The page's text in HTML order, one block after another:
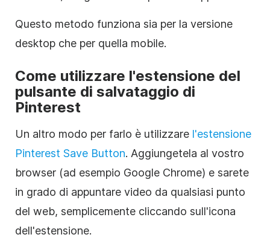
Questo metodo funziona sia per la versione
desktop che per quella mobile.
Come utilizzare l'estensione del
pulsante di salvataggio di
Pinterest
Un altro modo per farlo è utilizzare l'estensione
Pinterest Save Button. Aggiungetela al vostro
browser (ad esempio Google Chrome) e sarete
in grado di appuntare video da qualsiasi punto
del web, semplicemente cliccando sull'icona
dell'estensione.